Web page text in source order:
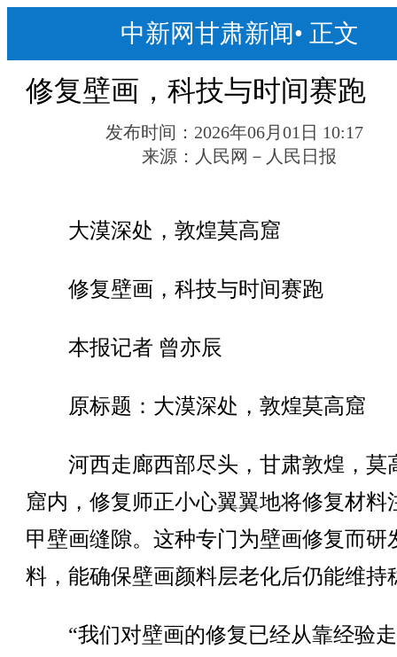
中新网甘肃新闻• 正文
修复壁画，科技与时间赛跑
发布时间： 2026年06月01日 10:17
来源： 人民网－人民日报
大漠深处，敦煌莫高窟
修复壁画，科技与时间赛跑
本报记者 曾亦辰
原标题：大漠深处，敦煌莫高窟
河西走廊西部尽头，甘肃敦煌，莫
窟内，修复师正小心翼翼地将修复材料
甲壁画缝隙。这种专门为壁画修复而研
料，能确保壁画颜料层老化后仍能维持
“我们对壁画的修复已经从靠经验